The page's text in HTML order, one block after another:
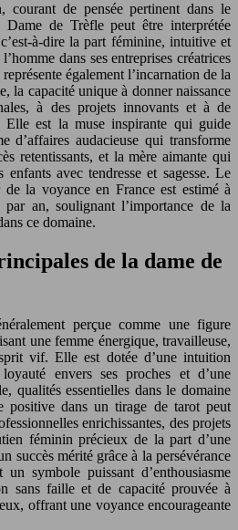
courant de pensée pertinent dans le
de Trèfle peut être interprétée
à-dire la part féminine, intuitive et
dans ses entreprises créatrices
également l’incarnation de la
la capacité unique à donner naissance
à des projets innovants et à de
Elle est la muse inspirante qui guide
d’affaires audacieuse qui transforme
retentissants, et la mère aimante qui
avec tendresse et sagesse. Le
la voyance en France est estimé à
an, soulignant l’importance de la
ce domaine.
de la dame de
perçue comme une figure
une femme énergique, travailleuse,
vif. Elle est dotée d’une intuition
envers ses proches et d’une
qualités essentielles dans le domaine
positive dans un tirage de tarot peut
enrichissantes, des projets
féminin précieux de la part d’une
succès mérité grâce à la persévérance
symbole puissant d’enthousiasme
sans faille et de capacité prouvée à
offrant une voyance encourageante